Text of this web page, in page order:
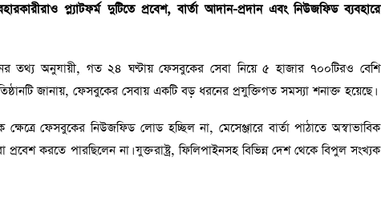
প্ল্যাটফর্ম দুটিতে প্রবেশ, বার্তা আদান-প্রদান এবং নিউজফিড ব্যবহারে
তথ্য অনুযায়ী, গত ২৪ ঘণ্টায় ফেসবুকের সেবা নিয়ে ৫ হাজার ৭০০টিরও বেশি
জানায়, ফেসবুকের সেবায় একটি বড় ধরনের প্রযুক্তিগত সমস্যা শনাক্ত হয়েছে।
ফেসবুকের নিউজফিড লোড হচ্ছিল না, মেসেঞ্জারে বার্তা পাঠাতে অস্বাভাবিক
করতে পারছিলেন না। যুক্তরাষ্ট্র, ফিলিপাইনসহ বিভিন্ন দেশ থেকে বিপুল সংখ্যক